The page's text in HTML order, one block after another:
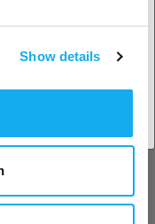
Show details